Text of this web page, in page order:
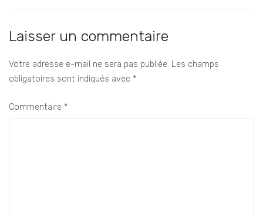
Laisser un commentaire
Votre adresse e-mail ne sera pas publiée. Les champs
obligatoires sont indiqués avec *
Commentaire *